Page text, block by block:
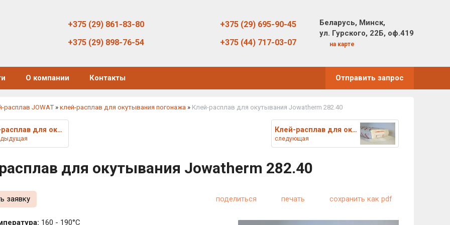
+375 (29) 861-83-80
+375 (29) 898-76-54
+375 (29) 695-90-45
+375 (44) 717-03-07
Беларусь, Минск,
ул. Гурского, 22Б, оф.419
на карте
О компании Контакты Отправить запрос
расплав JOWAT » клей-расплав для окутывания погонажа » Клей-расплав для окутывания Jowatherm 282.40
Клей-расплав для окутывания Jo Клей-расплав для окутывания Jo
следующая
для окутывания Jowatherm 282.40
заявку поделиться печать сохранить как pdf
160 - 190°C